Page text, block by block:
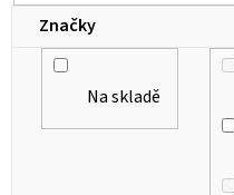
Na skladě
Značky
d